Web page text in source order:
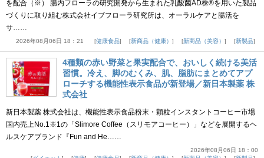
を配合（※） 腸内フローラの研究開発から生まれた乳酸菌AD株®を用いた製品
づくりに取り組む株式会社イブフローラ研究所は、オーラルケアと腸活を
サ……
2026年08月06日 18：21 健康食品 新商品（健康） 新商品（美容） 新製品
4種類の赤い野菜と果実配合で、おいしく続ける美活
習慣。冷え、脚のむくみ、肌、脂肪にまとめてアプ
ローチする機能性表示食品が新登場／新日本製薬 株
式会社
新日本製薬 株式会社は、機能性表示食品粉末・顆粒インスタントコーヒー市場
国内売上No.1※1の「Slimore Coffee（スリモアコーヒー）」などを展開するヘ
ルスケアブランド『Fun and He……
2026年08月06日 18：00